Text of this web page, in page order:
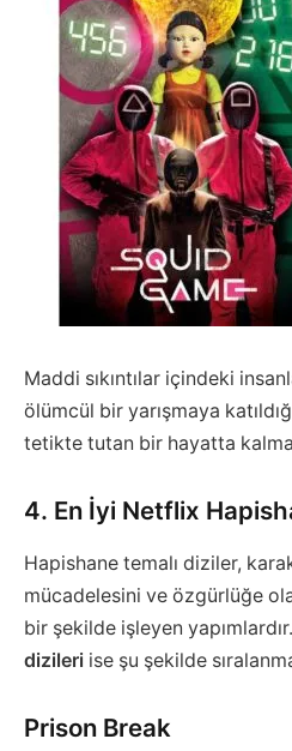
Maddi sıkıntılar içindeki
ölümcül bir yarışmaya
tetikte tutan bir hayatta
4. En İyi Netflix
Hapishane temalı diziler,
mücadelesini ve özgürlüğe
bir şekilde işleyen yapımlardır.
dizileri ise şu şekilde
Prison Break